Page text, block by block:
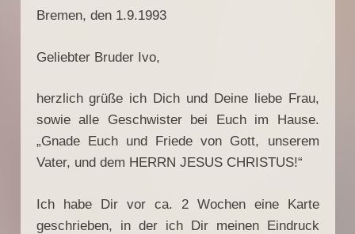
Bremen, den 1.9.1993
Geliebter Bruder Ivo,
herzlich grüße ich Dich und Deine liebe Frau,
sowie alle Geschwister bei Euch im Hause.
„Gnade Euch und Friede von Gott, unserem
Vater, und dem HERRN JESUS CHRISTUS!“
Ich habe Dir vor ca. 2 Wochen eine Karte
geschrieben, in der ich Dir meinen Eindruck